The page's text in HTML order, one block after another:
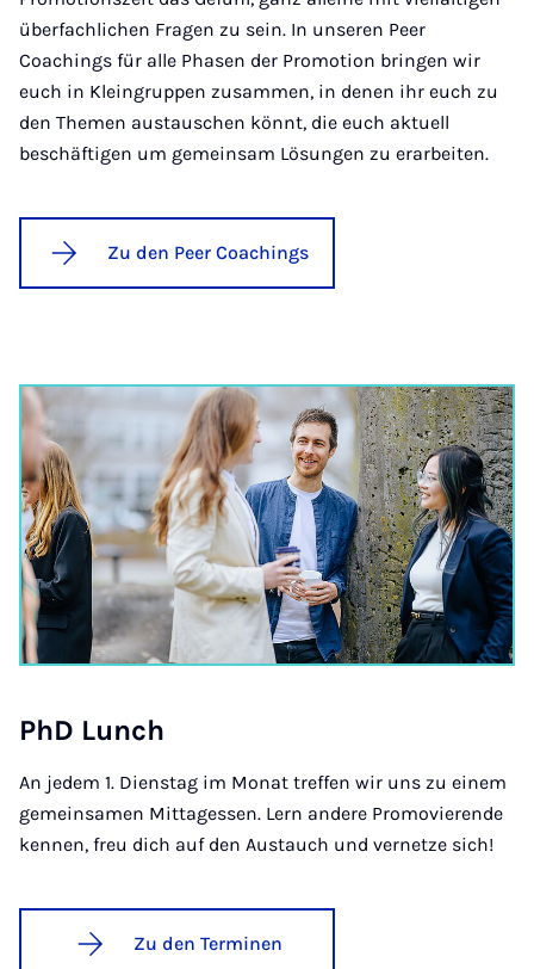
überfachlichen Fragen zu sein. In unseren Peer
Coachings für alle Phasen der Promotion bringen wir
euch in Kleingruppen zusammen, in denen ihr euch zu
den Themen austauschen könnt, die euch aktuell
beschäftigen um gemeinsam Lösungen zu erarbeiten.
Zu den Peer Coachings
PhD Lunch
An jedem 1. Dienstag im Monat treffen wir uns zu einem
gemeinsamen Mittagessen. Lern andere Promovierende
kennen, freu dich auf den Austauch und vernetze sich!
Zu den Terminen